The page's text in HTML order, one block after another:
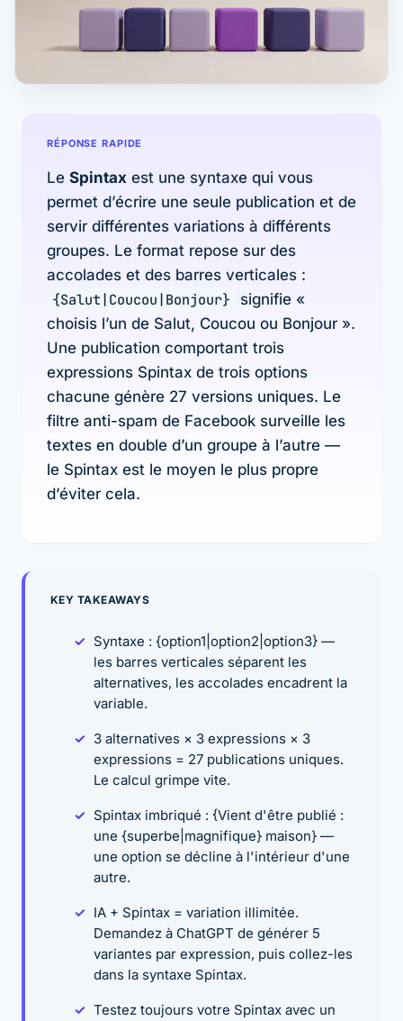
RÉPONSE RAPIDE
Le Spintax est une syntaxe qui vous
permet d’écrire une seule publication et de
servir différentes variations à différents
groupes. Le format repose sur des
accolades et des barres verticales :
{Salut|Coucou|Bonjour}
signifie «
choisis l’un de Salut, Coucou ou Bonjour ».
Une publication comportant trois
expressions Spintax de trois options
chacune génère 27 versions uniques. Le
filtre anti-spam de Facebook surveille les
textes en double d’un groupe à l’autre —
le Spintax est le moyen le plus propre
d’éviter cela.
KEY TAKEAWAYS
Syntaxe : {option1|option2|option3} —
les barres verticales séparent les
alternatives, les accolades encadrent la
variable.
3 alternatives × 3 expressions × 3
expressions = 27 publications uniques.
Le calcul grimpe vite.
Spintax imbriqué : {Vient d'être publié :
une {superbe|magnifique} maison} —
une option se décline à l'intérieur d'une
autre.
IA + Spintax = variation illimitée.
Demandez à ChatGPT de générer 5
variantes par expression, puis collez-les
dans la syntaxe Spintax.
Testez toujours votre Spintax avec un